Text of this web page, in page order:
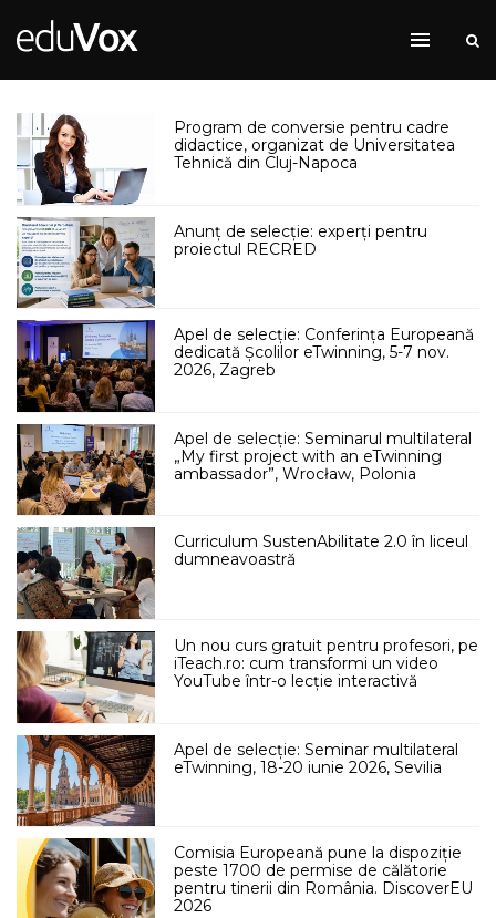
Program de conversie pentru cadre
didactice, organizat de Universitatea
Tehnică din Cluj-Napoca
Anunț de selecție: experți pentru
proiectul RECRED
Apel de selecție: Conferința Europeană
dedicată Școlilor eTwinning, 5-7 nov.
2026, Zagreb
Apel de selecție: Seminarul multilateral
„My first project with an eTwinning
ambassador”, Wrocław, Polonia
Curriculum SustenAbilitate 2.0 în liceul
dumneavoastră
Un nou curs gratuit pentru profesori, pe
iTeach.ro: cum transformi un video
YouTube într-o lecție interactivă
Apel de selecție: Seminar multilateral
eTwinning, 18-20 iunie 2026, Sevilia
Comisia Europeană pune la dispoziție
peste 1700 de permise de călătorie
pentru tinerii din România. DiscoverEU
2026